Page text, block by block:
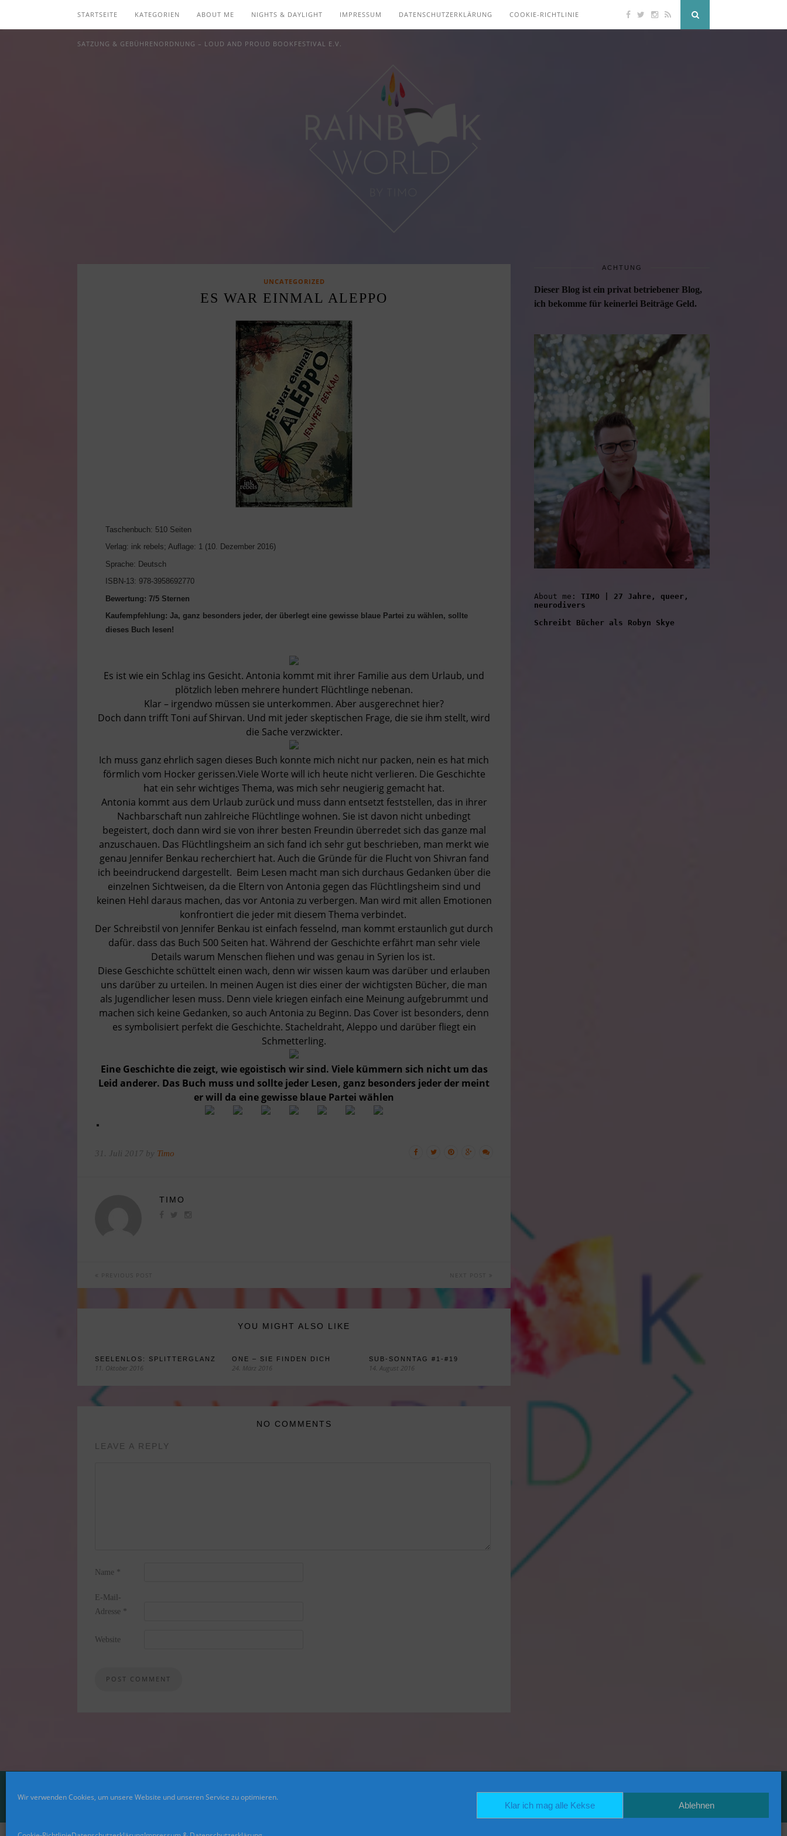
Wir verwenden Cookies, um unsere Website und unseren Service zu optimieren.
Klar ich mag alle Kekse Ablehnen
STARTSEITE KATEGORIEN ABOUT ME NIGHTS & DAYLIGHT IMPRESSUM DATENSCHUTZERKLÄRUNG COOKIE-RICHTLINIE
SATZUNG & GEBÜHRENORDNUNG – LOUD AND PROUD BOOKFESTIVAL E.V.
UNCATEGORIZED
ES WAR EINMAL ALEPPO
Taschenbuch: 510 Seiten
Verlag: ink rebels; Auflage: 1 (10. Dezember 2016)
Sprache: Deutsch
ISBN-13: 978-3958692770
Bewertung: 7/5 Sternen
Kaufempfehlung: Ja, ganz besonders jeder, der überlegt eine gewisse blaue Partei zu wählen, sollte
dieses Buch lesen!
Es ist wie ein Schlag ins Gesicht. Antonia kommt mit ihrer Familie aus dem Urlaub, und
plötzlich leben mehrere hundert Flüchtlinge nebenan.
Klar – irgendwo müssen sie unterkommen. Aber ausgerechnet hier?
Doch dann trifft Toni auf Shirvan. Und mit jeder skeptischen Frage, die sie ihm stellt, wird
die Sache verzwickter.
Ich muss ganz ehrlich sagen dieses Buch konnte mich nicht nur packen, nein es hat mich
förmlich vom Hocker gerissen.Viele Worte will ich heute nicht verlieren. Die Geschichte
hat ein sehr wichtiges Thema, was mich sehr neugierig gemacht hat.
Antonia kommt aus dem Urlaub zurück und muss dann entsetzt feststellen, das in ihrer
Nachbarschaft nun zahlreiche Flüchtlinge wohnen. Sie ist davon nicht unbedingt
begeistert, doch dann wird sie von ihrer besten Freundin überredet sich das ganze mal
anzuschauen. Das Flüchtlingsheim an sich fand ich sehr gut beschrieben, man merkt wie
genau Jennifer Benkau recherchiert hat. Auch die Gründe für die Flucht von Shivran fand
ich beeindruckend dargestellt. Beim Lesen macht man sich durchaus Gedanken über die
einzelnen Sichtweisen, da die Eltern von Antonia gegen das Flüchtlingsheim sind und
keinen Hehl daraus machen, das vor Antonia zu verbergen. Man wird mit allen Emotionen
konfrontiert die jeder mit diesem Thema verbindet.
Der Schreibstil von Jennifer Benkau ist einfach fesselnd, man kommt erstaunlich gut durch
dafür. dass das Buch 500 Seiten hat. Während der Geschichte erfährt man sehr viele
Details warum Menschen fliehen und was genau in Syrien los ist.
Diese Geschichte schüttelt einen wach, denn wir wissen kaum was darüber und erlauben
uns darüber zu urteilen. In meinen Augen ist dies einer der wichtigsten Bücher, die man
als Jugendlicher lesen muss. Denn viele kriegen einfach eine Meinung aufgebrummt und
machen sich keine Gedanken, so auch Antonia zu Beginn. Das Cover ist besonders, denn
es symbolisiert perfekt die Geschichte. Stacheldraht, Aleppo und darüber fliegt ein
Schmetterling.
Eine Geschichte die zeigt, wie egoistisch wir sind. Viele kümmern sich nicht um das
Leid anderer. Das Buch muss und sollte jeder Lesen, ganz besonders jeder der meint
er will da eine gewisse blaue Partei wählen
31. Juli 2017 by Timo
TIMO
PREVIOUS POST NEXT POST
YOU MIGHT ALSO LIKE
SEELENLOS: SPLITTERGLANZ
11. Oktober 2016
ONE – SIE FINDEN DICH
24. März 2016
SUB-SONNTAG #1-#19
14. August 2016
NO COMMENTS
LEAVE A REPLY
Name *
E-Mail-
Adresse *
Website
ACHTUNG
Dieser Blog ist ein privat betriebener Blog,
ich bekomme für keinerlei Beiträge Geld.
About me: TIMO | 27 Jahre, queer,
neurodivers
Schreibt Bücher als Robyn Skye
FACEBOOK